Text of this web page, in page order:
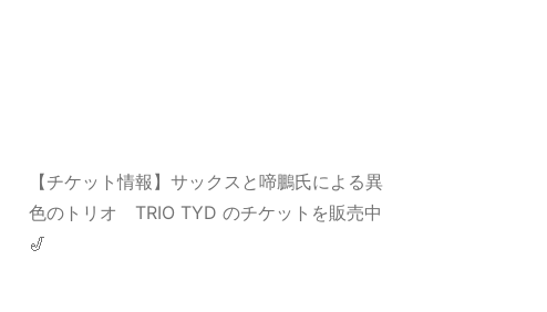
【チケット情報】サックスと啼鵬氏による異
色のトリオ TRIO TYD のチケットを販売中
🎷